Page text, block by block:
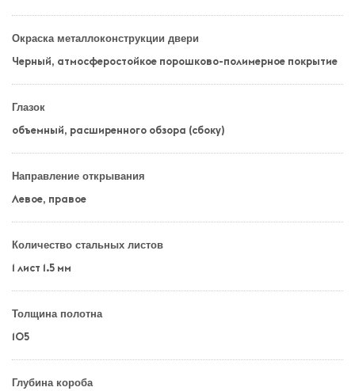
Окраска металлоконструкции двери
Черный, атмосферостойкое порошково-полимерное покрытие
Глазок
объемный, расширенного обзора (сбоку)
Направление открывания
Левое, правое
Количество стальных листов
1 лист 1.5 мм
Толщина полотна
105
Глубина короба